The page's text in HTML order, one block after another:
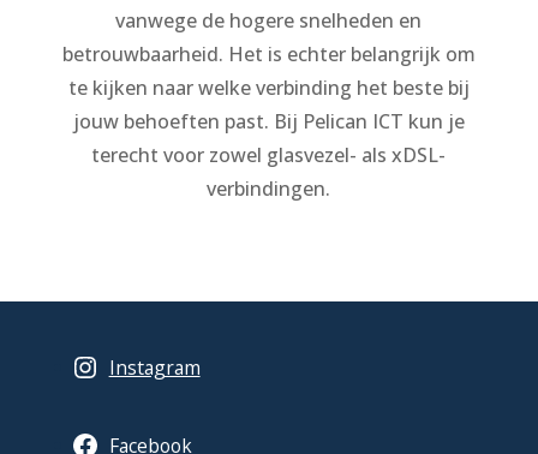
vanwege de hogere snelheden en
betrouwbaarheid. Het is echter belangrijk om
te kijken naar welke verbinding het beste bij
jouw behoeften past. Bij Pelican ICT kun je
terecht voor zowel glasvezel- als xDSL-
verbindingen.
Instagram
Facebook